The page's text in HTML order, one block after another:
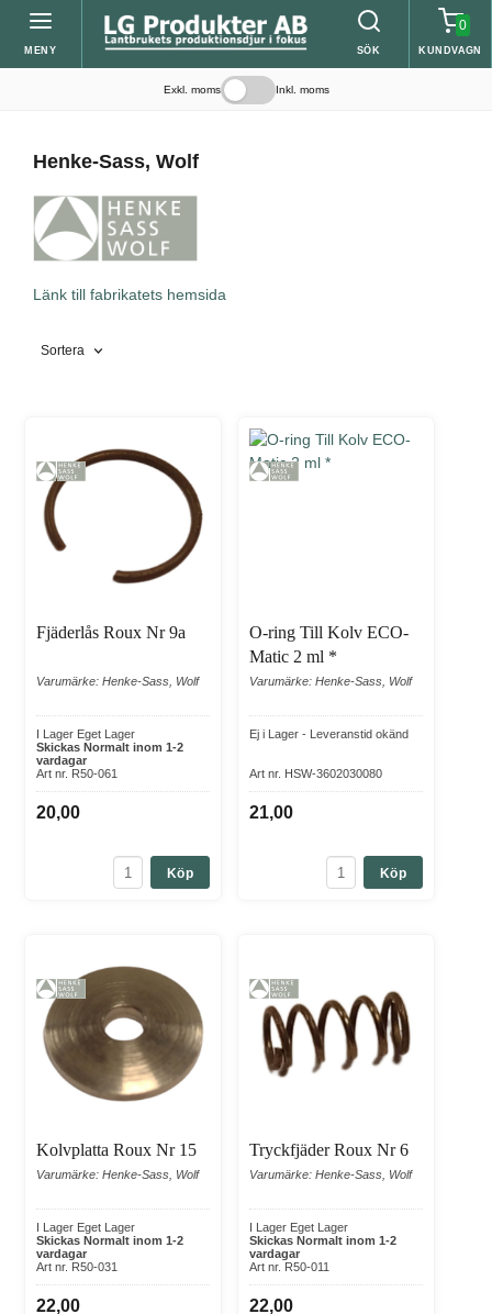
MENY SÖK
0
KUNDVAGN
Exkl. moms Inkl. moms
Henke-Sass, Wolf
Länk till fabrikatets hemsida
Sortera
Fjäderlås Roux Nr 9a
Varumärke: Henke-Sass, Wolf
I Lager Eget Lager
Skickas Normalt inom 1-2
vardagar
Art nr. R50-061
20,00
Köp
O-ring Till Kolv ECO-
Matic 2 ml *
Varumärke: Henke-Sass, Wolf
Ej i Lager - Leveranstid okänd
Art nr. HSW-3602030080
21,00
Köp
Kolvplatta Roux Nr 15
Varumärke: Henke-Sass, Wolf
I Lager Eget Lager
Skickas Normalt inom 1-2
vardagar
Art nr. R50-031
22,00
Tryckfjäder Roux Nr 6
Varumärke: Henke-Sass, Wolf
I Lager Eget Lager
Skickas Normalt inom 1-2
vardagar
Art nr. R50-011
22,00